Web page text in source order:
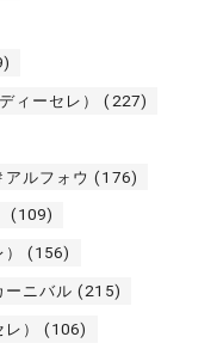
ィーセレ） (227)
アルフォウ (176)
(109)
(156)
ーニバル (215)
） (106)